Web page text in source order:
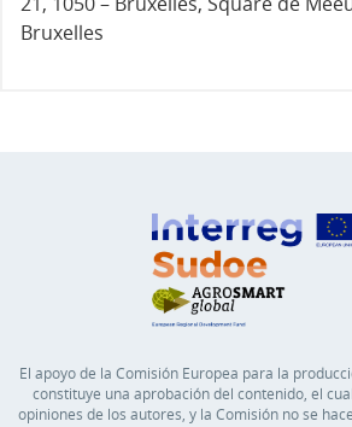
Bruxelles
El apoyo de la Comisión Europea para la
constituye una aprobación del contenido, el
opiniones de los autores, y la Comisión no se